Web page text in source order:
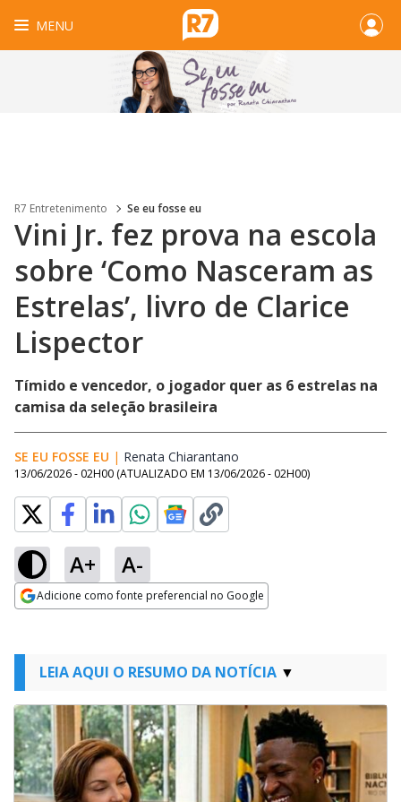
MENU
R7 Entretenimento Se eu fosse eu
Vini Jr. fez prova na escola
sobre ‘Como Nasceram as
Estrelas’, livro de Clarice
Lispector
Tímido e vencedor, o jogador quer as 6 estrelas na
camisa da seleção brasileira
SE EU FOSSE EU | Renata Chiarantano
13/06/2026 - 02H00 (ATUALIZADO EM 13/06/2026 - 02H00)
A+ A-
Adicione como fonte preferencial no Google
LEIA AQUI O RESUMO DA NOTÍCIA